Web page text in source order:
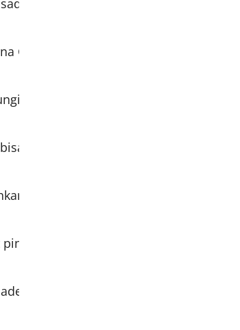
aurat kaki masih saja sering
Gamis ) nih!
aurat kaki kamu yang tidak sengaja
dipakai sampai berat badan 90 kg
kamu melangkah dengan bebas
yang bisa kamu sesuaikan
halus & ringan